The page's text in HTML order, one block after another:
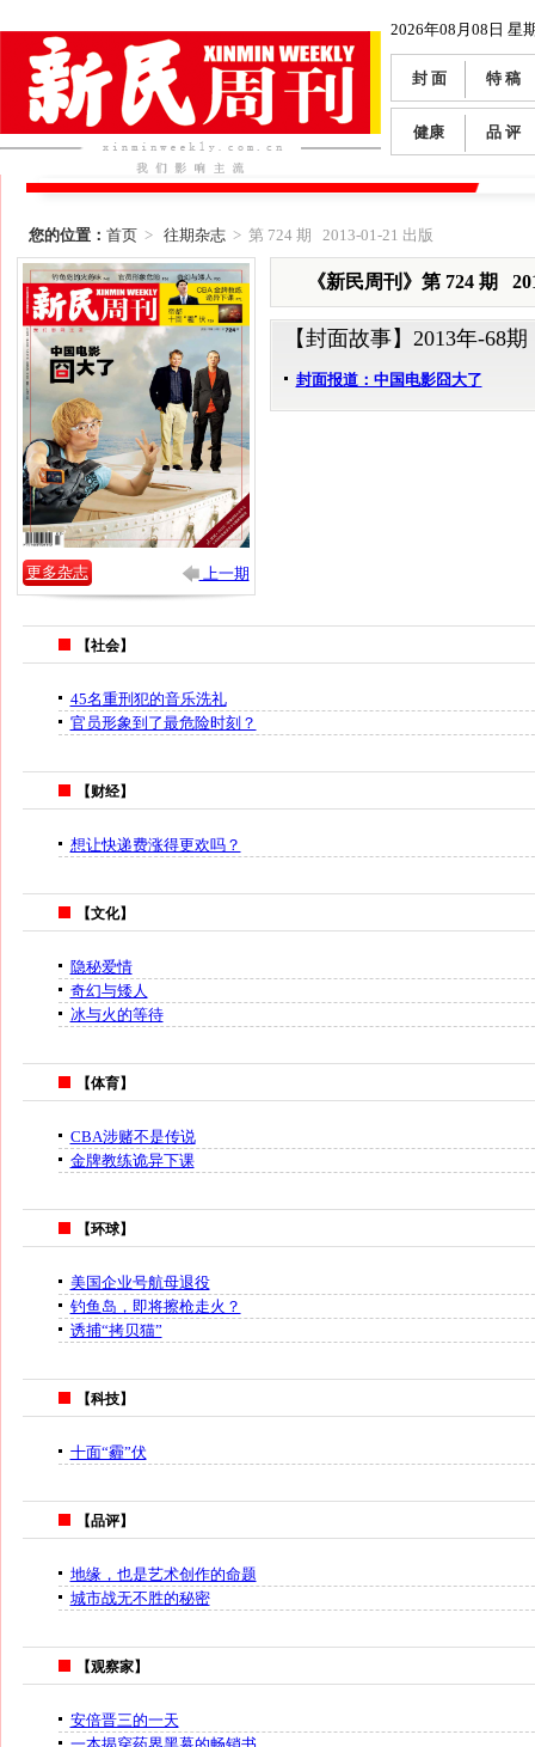
2026年08月08日 星
封 面 特 稿
健康 品 评
您的位置： 首页> 往期杂志> 第 724 期 2013-01-21 出版
更多杂志 上一期
《新民周刊》第 724 期
【封面故事】 2013年-68期
封面报道：中国电影囧大了
【社会】
45名重刑犯的音乐洗礼
官员形象到了最危险时刻？
【财经】
想让快递费涨得更欢吗？
【文化】
隐秘爱情
奇幻与矮人
冰与火的等待
【体育】
CBA涉赌不是传说
金牌教练诡异下课
【环球】
美国企业号航母退役
钓鱼岛，即将擦枪走火？
诱捕“拷贝猫”
【科技】
十面“霾”伏
【品评】
地缘，也是艺术创作的命题
城市战无不胜的秘密
【观察家】
安倍晋三的一天